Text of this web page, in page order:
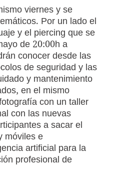
viernes y se
Por un lado el
y el piercing que se
de 20:00h a
conocer desde las
de seguridad y las
y mantenimiento
en el mismo
con un taller
con las nuevas
a sacar el
móviles e
artificial para la
profesional de